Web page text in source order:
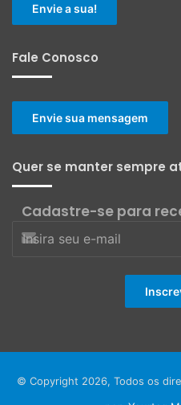
Envie a sua!
Fale Conosco
Envie sua mensagem
Quer se manter sempre
Cadastre-se para
© Copyright 2026, Todos os